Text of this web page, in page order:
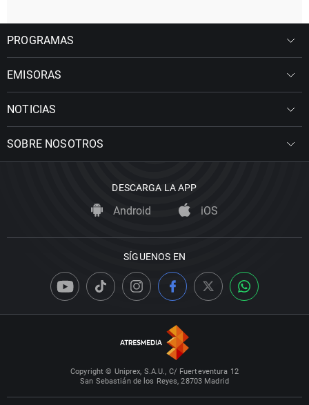
PROGRAMAS
EMISORAS
NOTICIAS
SOBRE NOSOTROS
DESCARGA LA APP
Android iOS
SÍGUENOS EN
Copyright © Uniprex, S.A.U., C/ Fuerteventura 12
San Sebastián de los Reyes, 28703 Madrid